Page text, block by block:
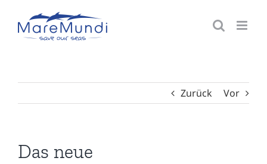
Inhalt
springen
Zurück Vor
Das neue